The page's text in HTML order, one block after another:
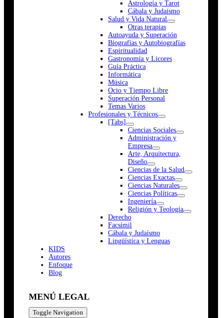
Astrología y Tarot
Cábala y Judaismo
Salud y Vida Natural
Otras terapias
Autoayuda y Superación
Biografías y Autobiografías
Espiritualidad
Gastronomía y Licores
Guía Práctica
Informática
Música
Ocio y Tiempo Libre
Superación Personal
Temas Varios
Profesionales y Técnicos
[Tabs]
Ciencias Sociales
Administración y
Empresa
Arte, Arquitectura,
Diseño
Ciencias de la Salud
Ciencias Exactas
Ciencias Naturales
Ciencias Políticas
Ingeniería
Religión y Teología
Derecho
Facsímil
Cábala y Judaísmo
Lingüística y Lenguas
KIDS
Autores
Enfoque
Blog
MENÚ LEGAL
Toggle Navigation